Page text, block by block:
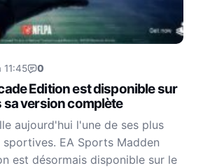
0
Edition est disponible sur
version complète
aujourd'hui l'une de ses plus
EA Sports Madden
est désormais disponible sur le